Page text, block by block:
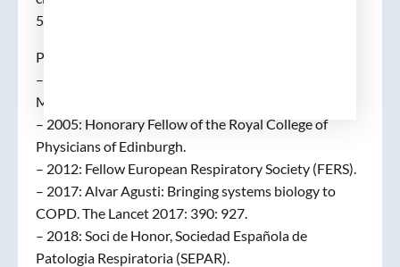
57,09; – H-index : 85.
Premis i reconeixements:
– 1998: Acadèmic Numerari. Real Acadèmia de
Medicina de les Illes Balears.
– 2005: Honorary Fellow of the Royal College of
Physicians of Edinburgh.
– 2012: Fellow European Respiratory Society (FERS).
– 2017: Alvar Agusti: Bringing systems biology to
COPD. The Lancet 2017: 390: 927.
– 2018: Soci de Honor, Sociedad Española de
Patologia Respiratoria (SEPAR).